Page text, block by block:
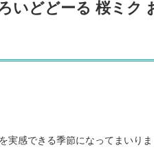
いどどーる 桜ミク
実感できる季節になってまいりま